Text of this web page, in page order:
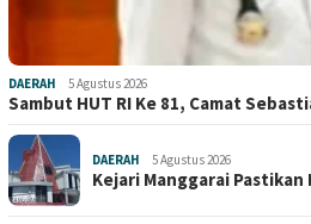
DAERAH 5 Agustus 2026
Sambut HUT RI Ke 81, Camat
DAERAH 5 Agustus 2026
Kejari Manggarai Pastikan